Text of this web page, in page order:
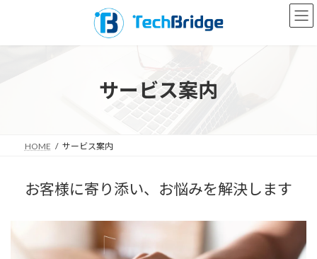
ン
ー
サービス案内
HOME サービス案内
お客様に寄り添い、 お悩みを解決します